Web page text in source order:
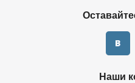
Наши